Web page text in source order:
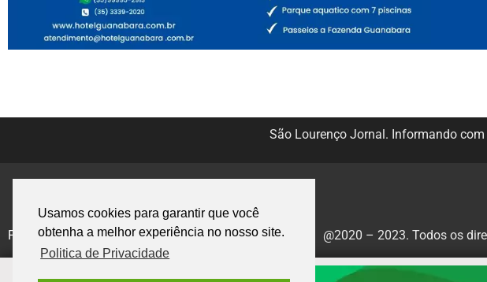
Usamos cookies para garantir que você
obtenha a melhor experiência no nosso site.
Politica de Privacidade
São Lourenço Jornal. Informando
Politica de Privacidade @2020 – 2023. Todos os